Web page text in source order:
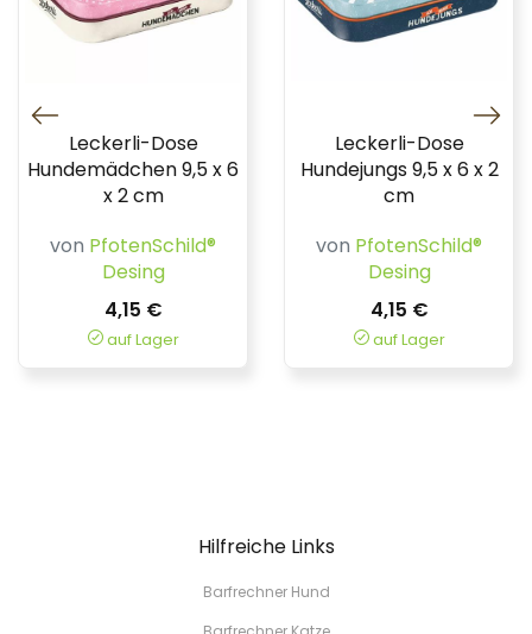
Leckerli-Dose
Hundemädchen 9,5 x 6
x 2 cm
von PfotenSchild®
Desing
4,15 €
auf Lager
Leckerli-Dose
Hundejungs 9,5 x 6 x 2
cm
von PfotenSchild®
Desing
4,15 €
auf Lager
Hilfreiche Links
Barfrechner Hund